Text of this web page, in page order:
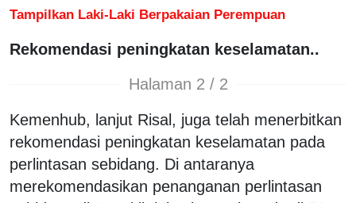
Tampilkan Laki-Laki Berpakaian Perempuan
Rekomendasi peningkatan keselamatan..
Halaman 2 / 2
Kemenhub, lanjut Risal, juga telah menerbitkan
rekomendasi peningkatan keselamatan pada
perlintasan sebidang. Di antaranya
merekomendasikan penanganan perlintasan